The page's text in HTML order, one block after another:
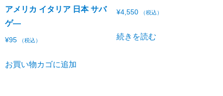
アメリカ イタリア 日本 サバ
ゲ―
¥95 （税込）
お買い物カゴに追加
¥4,550 （税込）
続きを読む